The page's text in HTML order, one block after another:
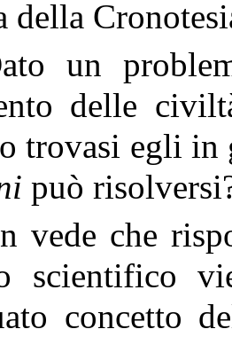
della
un
delle
trovasi egli
può
vede che
scientifico
concetto